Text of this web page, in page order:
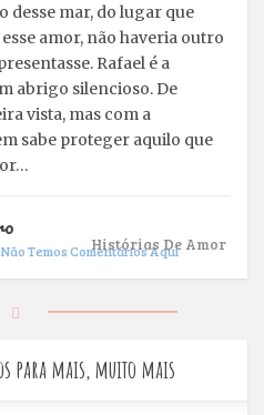
desse mar, do lugar que
amor, não haveria outro
Rafael é a
abrigo silencioso. De
vista, mas com a
sabe proteger aquilo que
Histórias De Amor
Temos Comentários Aqui
para mais, muito mais